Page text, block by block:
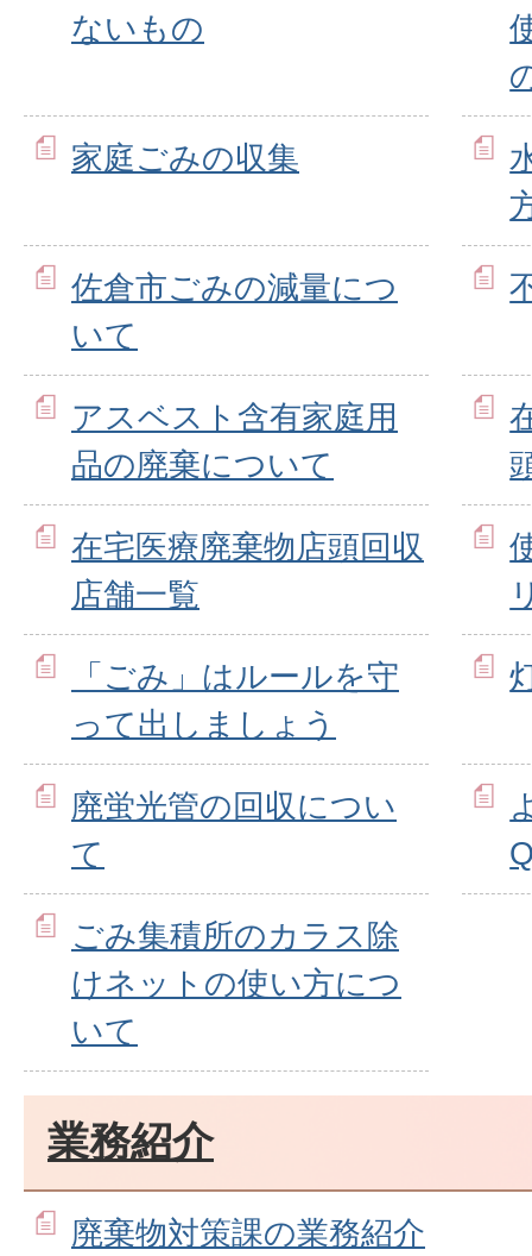
ないもの
家庭ごみの収集
佐倉市ごみの減量につ
いて
アスベスト含有家庭用
品の廃棄について
在宅医療廃棄物店頭回収
店舗一覧
「ごみ」はルールを守
って出しましょう
廃蛍光管の回収につい
て
ごみ集積所のカラス除
けネットの使い方につ
いて
業務紹介
廃棄物対策課の業務紹介